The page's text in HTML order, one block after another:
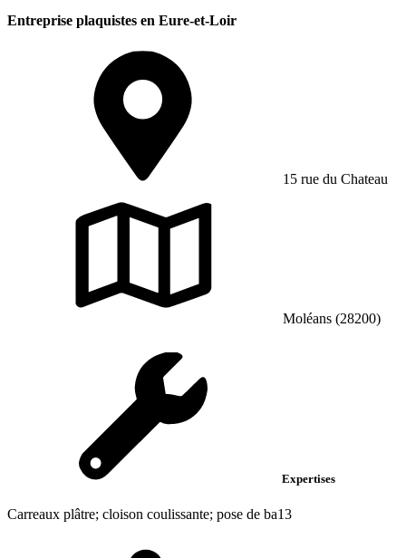
Entreprise plaquistes en Eure-et-Loir
15 rue du Chateau
Moléans (28200)
Expertises
Carreaux plâtre; cloison coulissante; pose de ba13